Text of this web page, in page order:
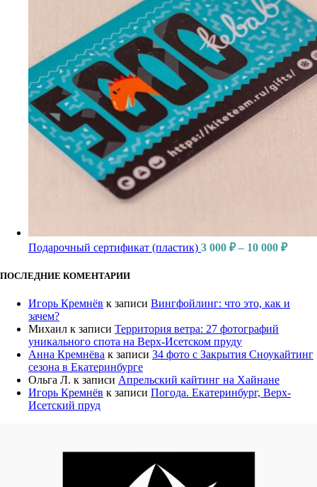
Подарочный сертификат (пластик) 3 000 ₽ – 10 000 ₽
ПОСЛЕДНИЕ КОМЕНТАРИИ
Игорь Кремнёв к записи Вингфойлинг: что это, как и
зачем?
Михаил к записи Территория ветра: 27 фотографий
уникального спота на Верх-Исетском пруду
Анна Кремнёва к записи 34 фото с Закрытия Сноукайтинг
сезона в Екатеринбурге
Ольга Л. к записи Апрельский кайтинг на Хайнане
Игорь Кремнёв к записи Погода. Екатеринбург, Верх-
Исетский пруд